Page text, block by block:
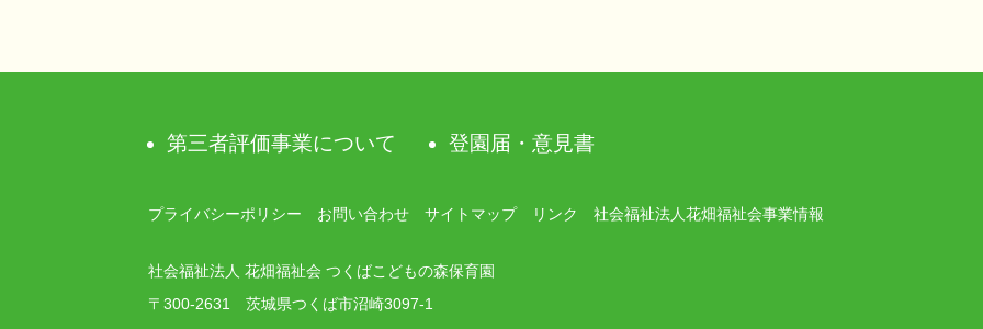
ョ
ン
第三者評価事業について 登園届・意見書
プライバシーポリシー お問い合わせ サイトマップ リンク 社会福祉法人花畑福祉会事業情報
社会福祉法人 花畑福祉会 つくばこどもの森保育園
〒300-2631 茨城県つくば市沼崎3097-1